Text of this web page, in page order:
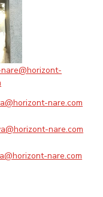
nare.com
nare.com
nare.com